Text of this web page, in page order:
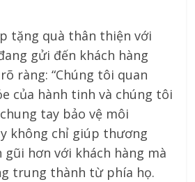
tặng quà thân thiện với
gửi đến khách hàng
ràng: “Chúng tôi quan
của hành tinh và chúng tôi
tay bảo vệ môi
không chỉ giúp thương
hơn với khách hàng mà
trung thành từ phía họ.